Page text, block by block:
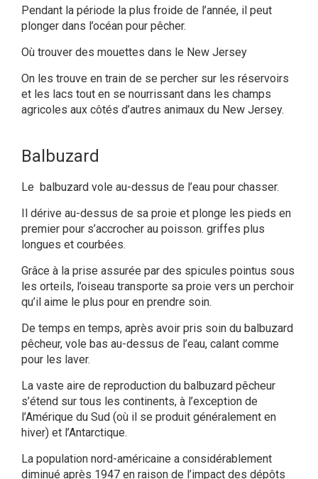
Pendant la période la plus froide de l’année, il peut
plonger dans l’océan pour pêcher.
Où trouver des mouettes dans le New Jersey
On les trouve en train de se percher sur les réservoirs
et les lacs tout en se nourrissant dans les champs
agricoles aux côtés d’autres animaux du New Jersey.
Balbuzard
Le balbuzard vole au-dessus de l’eau pour chasser.
Il dérive au-dessus de sa proie et plonge les pieds en
premier pour s’accrocher au poisson. griffes plus
longues et courbées.
Grâce à la prise assurée par des spicules pointus sous
les orteils, l’oiseau transporte sa proie vers un perchoir
qu’il aime le plus pour en prendre soin.
De temps en temps, après avoir pris soin du balbuzard
pêcheur, vole bas au-dessus de l’eau, calant comme
pour les laver.
La vaste aire de reproduction du balbuzard pêcheur
s’étend sur tous les continents, à l’exception de
l’Amérique du Sud (où il se produit généralement en
hiver) et l’Antarctique.
La population nord-américaine a considérablement
diminué après 1947 en raison de l’impact des dépôts